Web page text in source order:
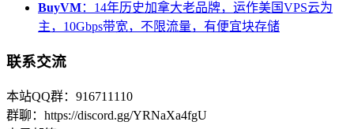
BuyVM：14年历史加拿大老品牌，运作美国VPS云为
主，10Gbps带宽，不限流量，有便宜块存储
联系交流
本站QQ群：916711110
群聊：https://discord.gg/YRNaXa4fgU